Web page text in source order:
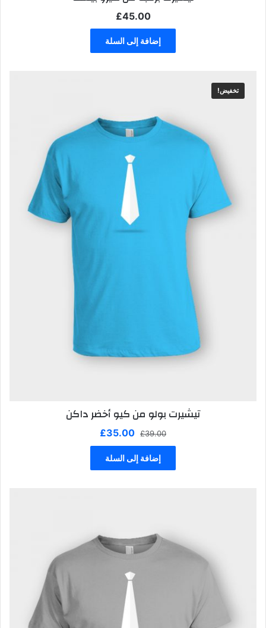
£45.00
إضافة إلى السلة
تخفيض!
تيشيرت بولو من كيو أخضر داكن
£39.00
السعر
الأصلي
هو:
£39.00.
£35.00
الحالي
£35.00.
إضافة إلى السلة